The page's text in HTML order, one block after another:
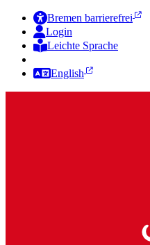
Bremen barrierefrei
Login
Leichte Sprache
English